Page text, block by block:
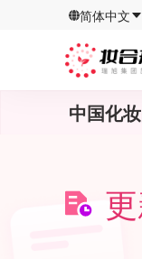
简体中文
中国化